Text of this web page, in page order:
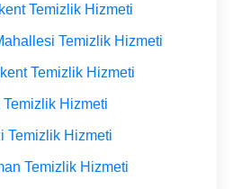
Temizlik Hizmeti
Temizlik Hizmeti
Temizlik Hizmeti
Temizlik Hizmeti
Temizlik Hizmeti
Temizlik Hizmeti